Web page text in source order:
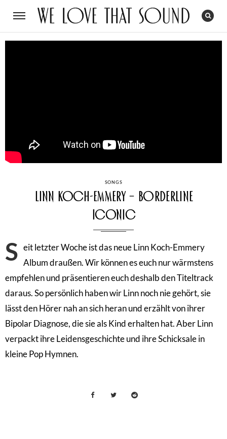
CATEGORIES
SONGS
Linn Koch-Emmery – Borderline
Iconic
S eit letzter Woche ist das neue Linn Koch-Emmery
Album draußen. Wir können es euch nur wärmstens
empfehlen und präsentieren euch deshalb den Titeltrack
daraus. So persönlich haben wir Linn noch nie gehört, sie
lässt den Hörer nah an sich heran und erzählt von ihrer
Bipolar Diagnose, die sie als Kind erhalten hat. Aber Linn
verpackt ihre Leidensgeschichte und ihre Schicksale in
kleine Pop Hymnen.